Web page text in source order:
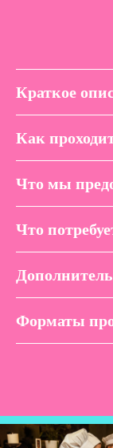
Краткое
Как
Что мы
Что
Форматы